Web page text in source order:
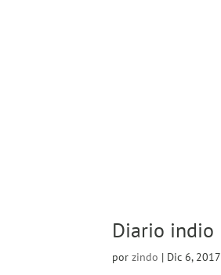
Diario indio
por zindo | Dic 6, 2017